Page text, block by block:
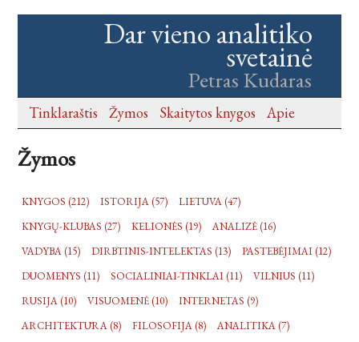
Dar vieno analitiko
svetainė
Petras Kudaras
Tinklaraštis Žymos Skaitytos knygos Apie
Žymos
KNYGOS (212) ISTORIJA (57)
LIETUVA (47)
KNYGŲ-KLUBAS (27)
KELIONĖS (19)
ANALIZĖ (16)
VADYBA (15)
DIRBTINIS-INTELEKTAS (13)
PASTEBĖJIMAI (12)
DUOMENYS (11)
SOCIALINIAI-TINKLAI (11)
VILNIUS (11)
RUSIJA (10)
VISUOMENĖ (10)
INTERNETAS (9)
ARCHITEKTŪRA (8)
FILOSOFIJA (8)
ANALITIKA (7)